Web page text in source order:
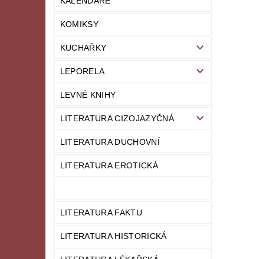
KOMIKSY
KUCHAŘKY
LEPORELA
LEVNÉ KNIHY
LITERATURA CIZOJAZYČNÁ
LITERATURA DUCHOVNÍ
LITERATURA EROTICKÁ
LITERATURA FAKTU
LITERATURA HISTORICKÁ